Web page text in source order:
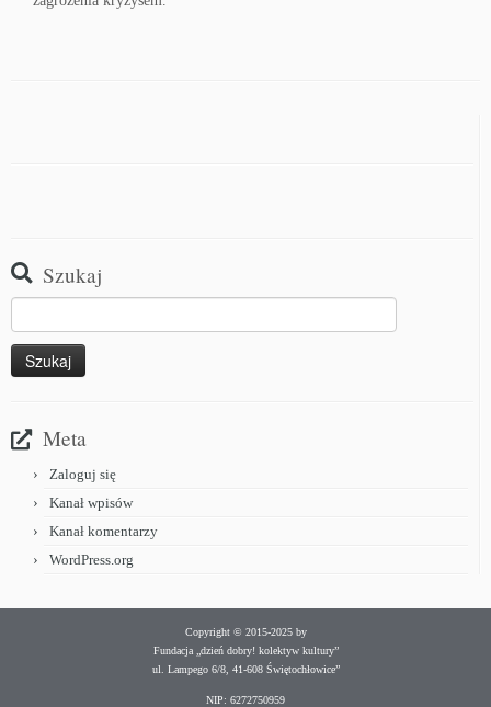
Szukaj
Meta
Zaloguj się
Kanał wpisów
Kanał komentarzy
WordPress.org
Copyright © 2015-2025 by
Fundacja „dzień dobry! kolektyw kultury”
ul. Lampego 6/8, 41-608 Świętochłowice”
NIP: 6272750959